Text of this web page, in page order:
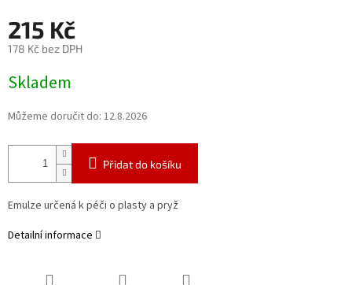
215 Kč
178 Kč bez DPH
cena:
Skladem
Můžeme doručit do: 12.8.2026
Přidat do košíku
Emulze určená k péči o plasty a pryž
Detailní informace